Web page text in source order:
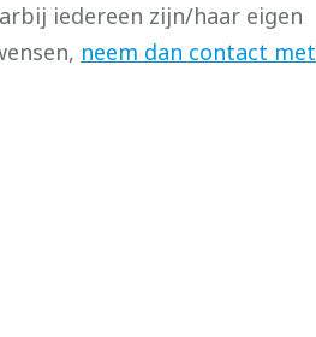
iedereen zijn/haar eigen
neem dan contact met